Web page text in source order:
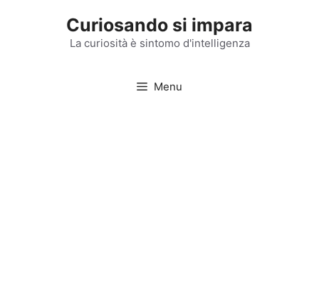
Curiosando si impara
La curiosità è sintomo d'intelligenza
Menu